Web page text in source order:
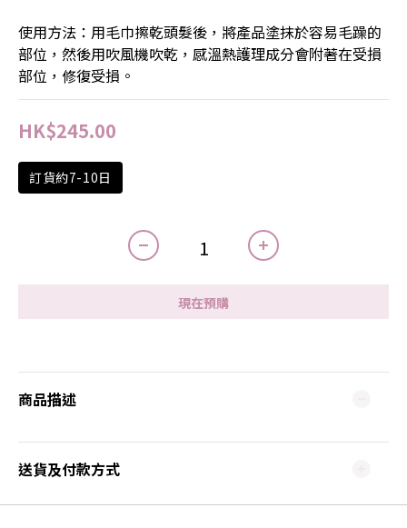
使用方法：用毛巾擦乾頭髮後，將產品塗抹於容易毛躁的
部位，然後用吹風機吹乾，感溫熱護理成分會附著在受損
部位，修復受損。
HK$245.00
訂貨約7-10日
現在預購
商品描述
送貨及付款方式